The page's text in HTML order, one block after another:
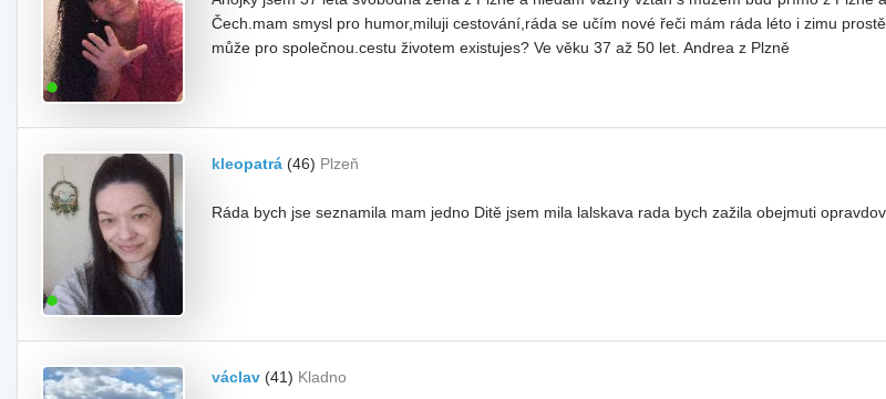
Čech.mam smysl pro humor,miluji cestování,ráda se učím nové řeči mám ráda léto i zimu
může pro společnou.cestu životem existujes? Ve věku 37 až 50 let. Andrea z Plzně
kleopatrá (46) Plzeň
Ráda bych jse seznamila mam jedno Ditě jsem mila lalskava rada bych zažila obejmuti
václav (41) Kladno